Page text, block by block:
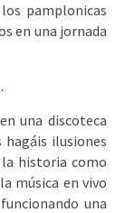
pamplonicas
en una jornada
una discoteca
hagáis ilusiones
historia como
música en vivo
una